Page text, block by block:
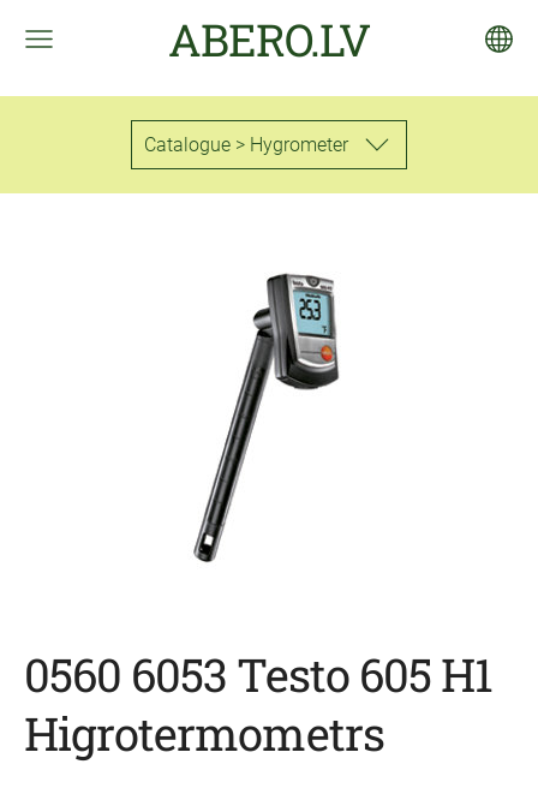
ABERO.LV
Catalogue > Hygrometer
0560 6053 Testo 605 H1
Higrotermometrs